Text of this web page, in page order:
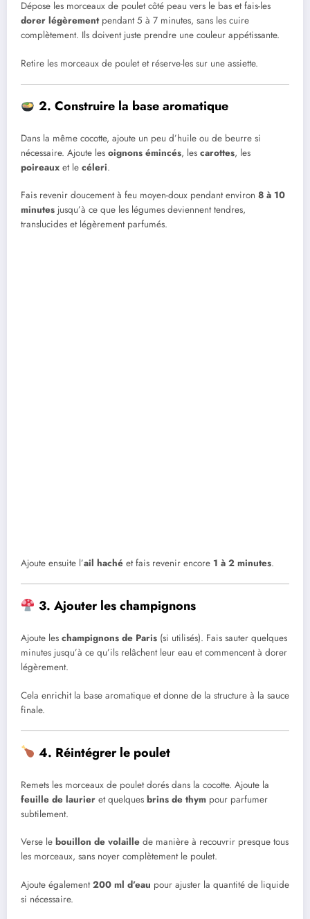
Dépose les morceaux de poulet côté peau vers le bas et fais-les
dorer légèrementpendant 5 à 7 minutes, sans les cuire
complètement. Ils doivent juste prendre une couleur appétissante.
Retire les morceaux de poulet et réserve-les sur une assiette.
2. Construire la base aromatique
Dans la même cocotte, ajoute un peu d’huile ou de beurre si
nécessaire. Ajoute les oignons émincés, les carottes, les
poireaux et le céleri.
Fais revenir doucement à feu moyen-doux pendant environ 8 à 10
minutes jusqu’à ce que les légumes deviennent tendres,
translucides et légèrement parfumés.
Ajoute ensuite l’ail haché et fais revenir encore 1 à 2 minutes.
3. Ajouter les champignons
Ajoute les champignons de Paris (si utilisés). Fais sauter quelques
minutes jusqu’à ce qu’ils relâchent leur eau et commencent à dorer
légèrement.
Cela enrichit la base aromatique et donne de la structure à la sauce
finale.
4. Réintégrer le poulet
Remets les morceaux de poulet dorés dans la cocotte. Ajoute la
feuille de laurier et quelques brins de thym pour parfumer
subtilement.
Verse le bouillon de volaille de manière à recouvrir presque tous
les morceaux, sans noyer complètement le poulet.
Ajoute également200 ml d’eau pour ajuster la quantité de liquide
si nécessaire.